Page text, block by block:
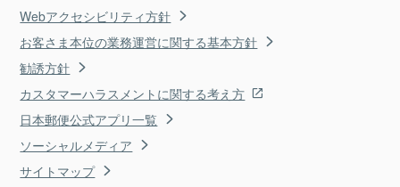
Webアクセシビリティ方針
お客さま本位の業務運営に関する基本方針
勧誘方針
カスタマーハラスメントに関する考え方
日本郵便公式アプリ一覧
ソーシャルメディア
サイトマップ